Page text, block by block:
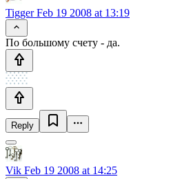
TiggerFeb 19 2008 at 13:19
По большому счету - да.
Reply
Vik Feb 19 2008 at 14:25